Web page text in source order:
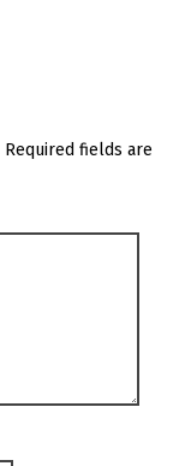
Required fields are